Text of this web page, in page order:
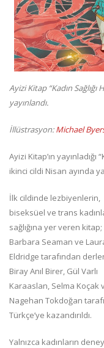
Ayizi Kitap “Kadın
yayınlandı.
İllüstrasyon:Michael
Ayizi Kitap’ın yayınladığı
ikinci cildi Nisan ayında
İlk cildinde lezbiyenlerin,
biseksüel ve trans
sağlığına yer veren kitap;
Barbara Seaman ve
Eldridge tarafından
Biray Anıl Birer, Gül Varlı
Karaaslan, Selma Koçak
Nagehan Tokdoğan
Türkçe’ye kazandırıldı.
Yalnızca kadınların